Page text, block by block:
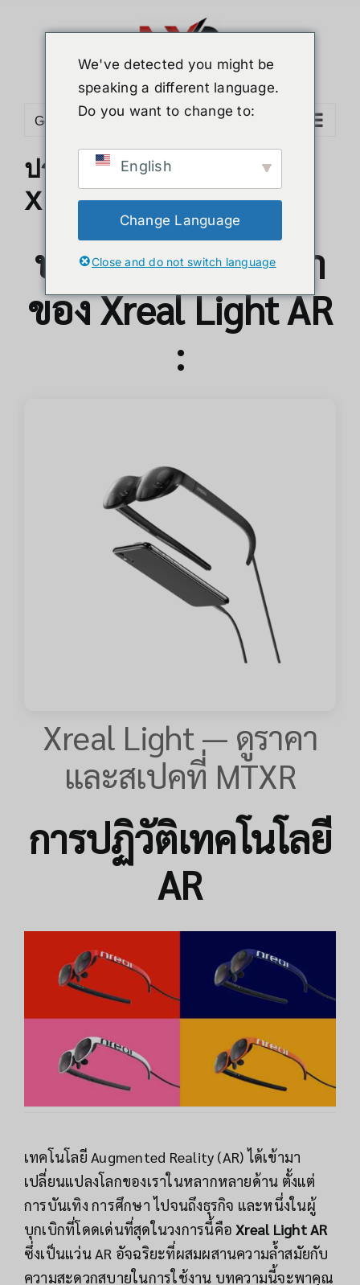
Go to...
ประวัติความเป็นมาของ
Xreal Light
ประวัติความเป็นมา
ของ Xreal Light AR
:
Xreal Light — ดูราคา
และสเปคที่ MTXR
การปฏิวัติเทคโนโลยี
AR
เทคโนโลยี Augmented Reality (AR) ได้เข้ามา
เปลี่ยนแปลงโลกของเราในหลากหลายด้าน ตั้งแต่
การบันเทิง การศึกษา ไปจนถึงธุรกิจ และหนึ่งในผู้
บุกเบิกที่โดดเด่นที่สุดในวงการนี้คือXreal Light AR
ซึ่งเป็นแว่น AR อัจฉริยะที่ผสมผสานความล้ำสมัยกับ
ความสะดวกสบายในการใช้งาน บทความนี้จะพาคุณ
We've detected you might be
speaking a different language.
Do you want to change to:
English
Change Language
Close and do not switch language